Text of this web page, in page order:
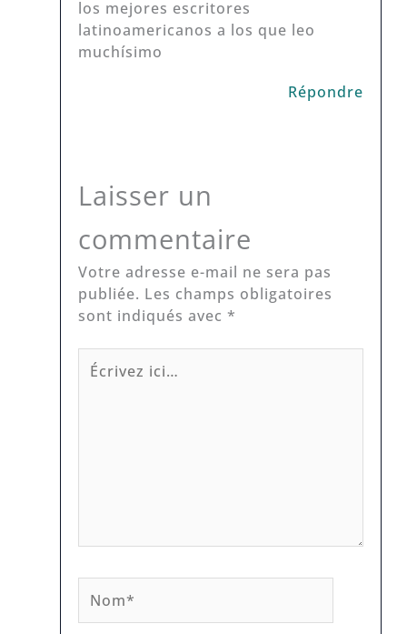
los mejores escritores
latinoamericanos a los que leo
muchísimo
Répondre
Laisser un
commentaire
Votre adresse e-mail ne sera pas
publiée. Les champs obligatoires
sont indiqués avec *
Écrivez
ici…